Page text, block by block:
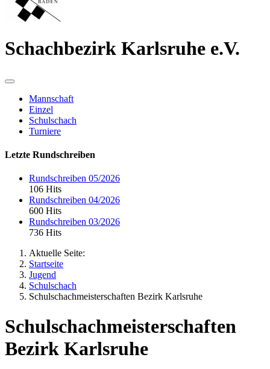
Schachbezirk Karlsruhe e.V.
Mannschaft
Einzel
Schulschach
Turniere
Letzte Rundschreiben
Rundschreiben 05/2026
106 Hits
Rundschreiben 04/2026
600 Hits
Rundschreiben 03/2026
736 Hits
Aktuelle Seite:
Startseite
Jugend
Schulschach
Schulschachmeisterschaften Bezirk Karlsruhe
Schulschachmeisterschaften
Bezirk Karlsruhe